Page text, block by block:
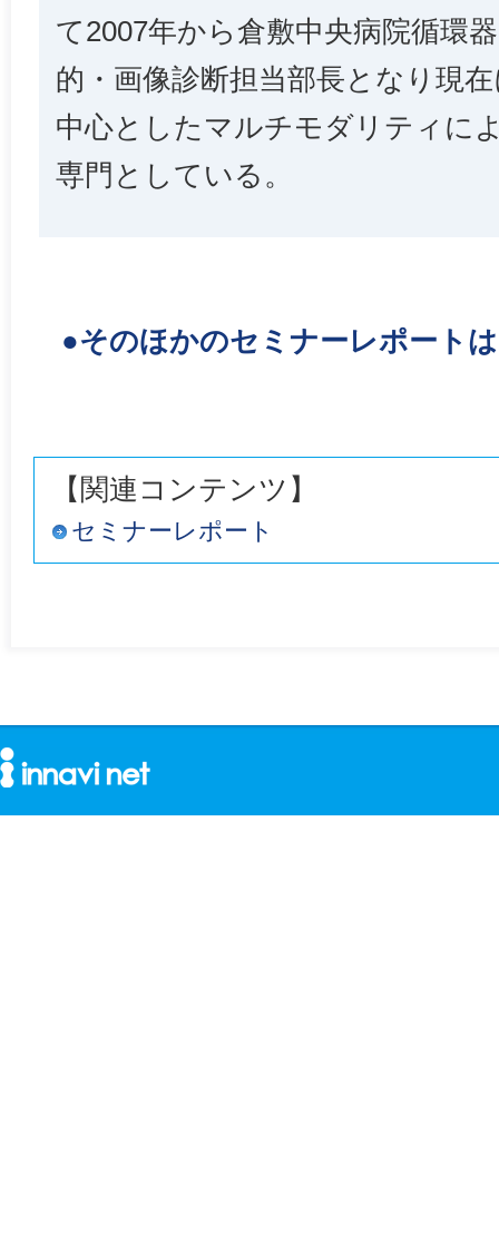
て2007年から倉敷中央病院循環
的・画像診断担当部長となり現
中心としたマルチモダリティに
専門としている。
●そのほかのセミナーレポート
【関連コンテンツ】
セミナーレポート